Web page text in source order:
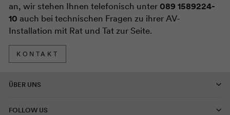
an, wir stehen Ihnen telefonisch unter 089 1589224-
10 auch bei technischen Fragen zu ihrer AV-
Installation mit Rat und Tat zur Seite.
KONTAKT
ÜBER UNS
FOLLOW US